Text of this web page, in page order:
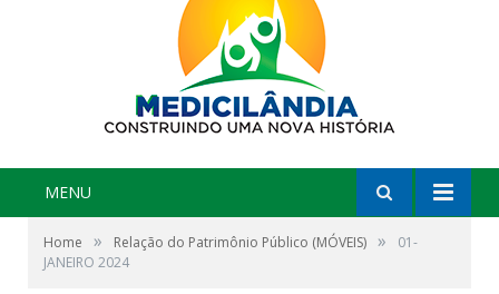
MENU
Home » Relação do Patrimônio Público (MÓVEIS) »
01-
JANEIRO 2024